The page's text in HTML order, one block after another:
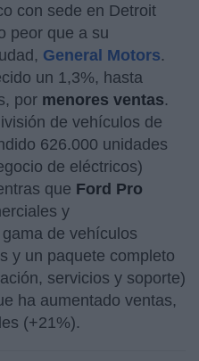
con sede en Detroit
peor que a su
General Motors.
un 1,3%, hasta
por menores ventas.
de vehículos de
626.000 unidades
de eléctricos)
que Ford Pro
y
de vehículos
y un paquete completo
servicios y soporte)
ha aumentado ventas,
(+21%).